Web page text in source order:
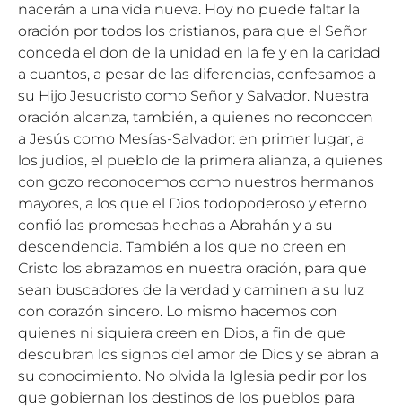
nacerán a una vida nueva. Hoy no puede faltar la
oración por todos los cristianos, para que el Señor
conceda el don de la unidad en la fe y en la caridad
a cuantos, a pesar de las diferencias, confesamos a
su Hijo Jesucristo como Señor y Salvador. Nuestra
oración alcanza, también, a quienes no reconocen
a Jesús como Mesías-Salvador: en primer lugar, a
los judíos, el pueblo de la primera alianza, a quienes
con gozo reconocemos como nuestros hermanos
mayores, a los que el Dios todopoderoso y eterno
confió las promesas hechas a Abrahán y a su
descendencia. También a los que no creen en
Cristo los abrazamos en nuestra oración, para que
sean buscadores de la verdad y caminen a su luz
con corazón sincero. Lo mismo hacemos con
quienes ni siquiera creen en Dios, a fin de que
descubran los signos del amor de Dios y se abran a
su conocimiento. No olvida la Iglesia pedir por los
que gobiernan los destinos de los pueblos para